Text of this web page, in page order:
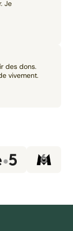
Je
des dons.
vivement.